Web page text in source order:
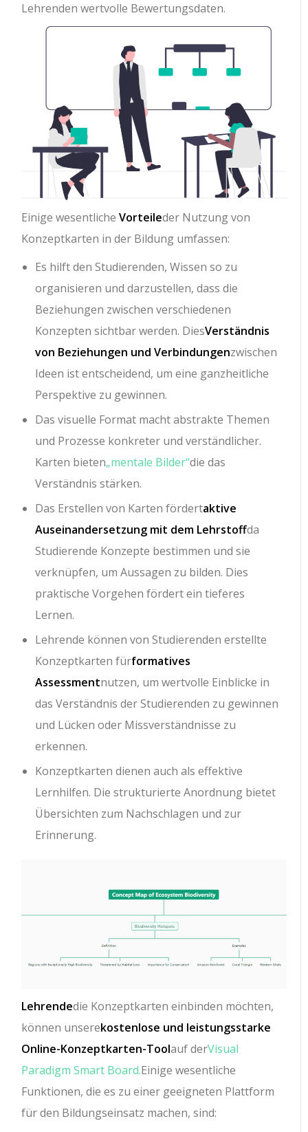
Lehrenden wertvolle Bewertungsdaten.
Einige wesentlicheVorteileder Nutzung von
Konzeptkarten in der Bildung umfassen:
Es hilft den Studierenden, Wissen so zu
organisieren und darzustellen, dass die
Beziehungen zwischen verschiedenen
Konzepten sichtbar werden. DiesVerständnis
von Beziehungen und Verbindungenzwischen
Ideen ist entscheidend, um eine ganzheitliche
Perspektive zu gewinnen.
Das visuelle Format macht abstrakte Themen
und Prozesse konkreter und verständlicher.
Karten bieten„mentale Bilder“die das
Verständnis stärken.
Das Erstellen von Karten fördertaktive
Auseinandersetzung mit dem Lehrstoffda
Studierende Konzepte bestimmen und sie
verknüpfen, um Aussagen zu bilden. Dies
praktische Vorgehen fördert ein tieferes
Lernen.
Lehrende können von Studierenden erstellte
Konzeptkarten fürformatives
Assessmentnutzen, um wertvolle Einblicke in
das Verständnis der Studierenden zu gewinnen
und Lücken oder Missverständnisse zu
erkennen.
Konzeptkarten dienen auch als effektive
Lernhilfen. Die strukturierte Anordnung bietet
Übersichten zum Nachschlagen und zur
Erinnerung.
Lehrendedie Konzeptkarten einbinden möchten,
können unserekostenlose und leistungsstarke
Online-Konzeptkarten-Toolauf derVisual
Paradigm Smart Board.Einige wesentliche
Funktionen, die es zu einer geeigneten Plattform
für den Bildungseinsatz machen, sind: